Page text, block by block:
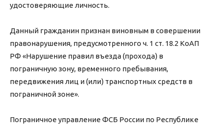
удостоверяющие личность.
Данный гражданин признан виновным в совершении
правонарушения, предусмотренного ч. 1 ст. 18.2 КоАП
РФ «Нарушение правил въезда (прохода) в
пограничную зону, временного пребывания,
передвижения лиц и (или) транспортных средств в
пограничной зоне».
Пограничное управление ФСБ России по Республике